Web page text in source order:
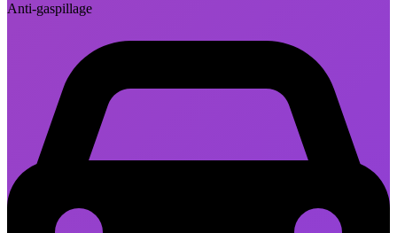
Anti-gaspillage